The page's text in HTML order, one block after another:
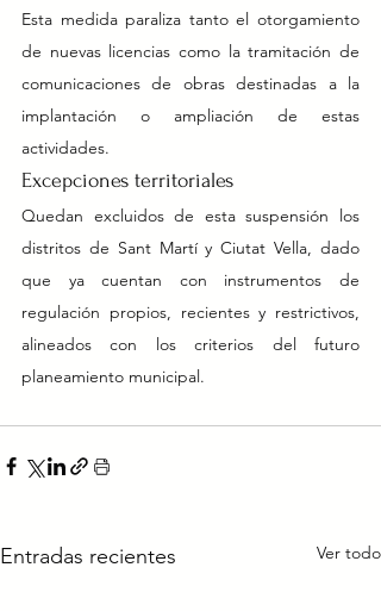
Esta medida paraliza tanto el otorgamiento
de nuevas licencias como la tramitación de
comunicaciones de obras destinadas a la
implantación o ampliación de estas
actividades.
Excepciones territoriales
Quedan excluidos de esta suspensión los
distritos de Sant Martí y Ciutat Vella, dado
que ya cuentan con instrumentos de
regulación propios, recientes y restrictivos,
alineados con los criterios del futuro
planeamiento municipal.
Entradas recientes Ver todo